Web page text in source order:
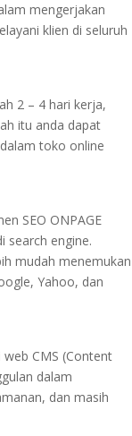
mengerjakan
klien di seluruh
2 – 4 hari kerja,
itu anda dapat
toko online
SEO ONPAGE
search engine.
mudah menemukan
Yahoo, dan
CMS (Content
dalam
dan masih